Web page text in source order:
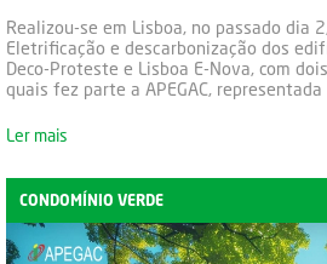
Realizou-se em Lisboa, no passado dia
Eletrificação e descarbonização dos
Deco-Proteste e Lisboa E-Nova, com
quais fez parte a APEGAC,
Ler mais
CONDOMÍNIO VERDE